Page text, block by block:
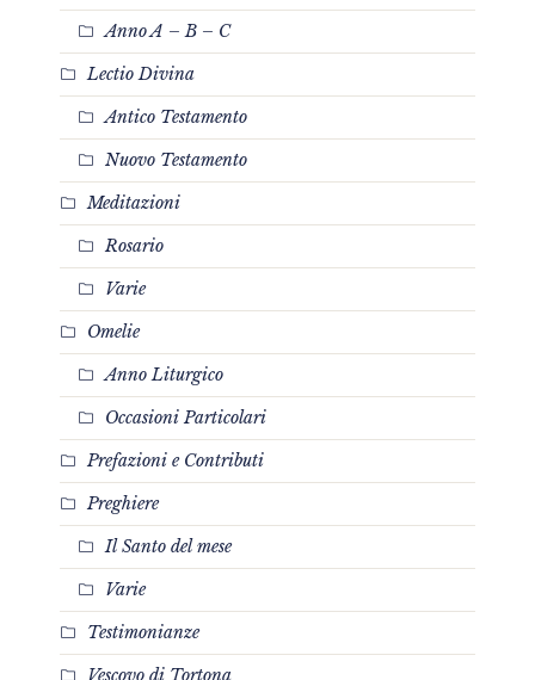
Anno A – B – C
Lectio Divina
Antico Testamento
Nuovo Testamento
Meditazioni
Rosario
Varie
Omelie
Anno Liturgico
Occasioni Particolari
Prefazioni e Contributi
Preghiere
Il Santo del mese
Varie
Testimonianze
Vescovo di Tortona